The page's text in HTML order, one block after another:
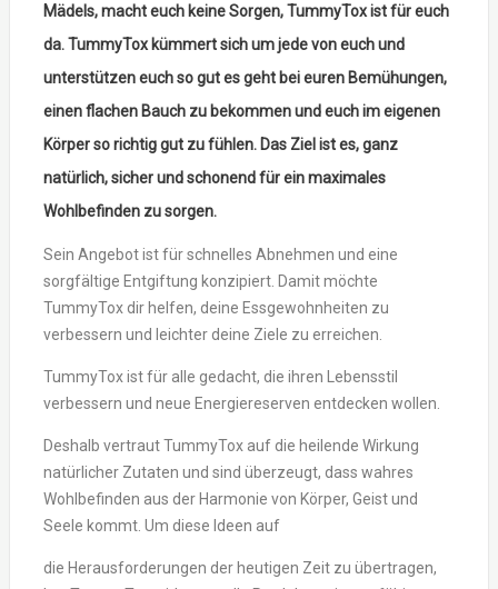
Mädels, macht euch keine Sorgen, TummyTox ist für euch
da. TummyTox kümmert sich um jede von euch und
unterstützen euch so gut es geht bei euren Bemühungen,
einen flachen Bauch zu bekommen und euch im eigenen
Körper so richtig gut zu fühlen. Das Ziel ist es, ganz
natürlich, sicher und schonend für ein maximales
Wohlbefinden zu sorgen.
Sein Angebot ist für schnelles Abnehmen und eine
sorgfältige Entgiftung konzipiert. Damit möchte
TummyTox dir helfen, deine Essgewohnheiten zu
verbessern und leichter deine Ziele zu erreichen.
TummyTox ist für alle gedacht, die ihren Lebensstil
verbessern und neue Energiereserven entdecken wollen.
Deshalb vertraut TummyTox auf die heilende Wirkung
natürlicher Zutaten und sind überzeugt, dass wahres
Wohlbefinden aus der Harmonie von Körper, Geist und
Seele kommt. Um diese Ideen auf
die Herausforderungen der heutigen Zeit zu übertragen,